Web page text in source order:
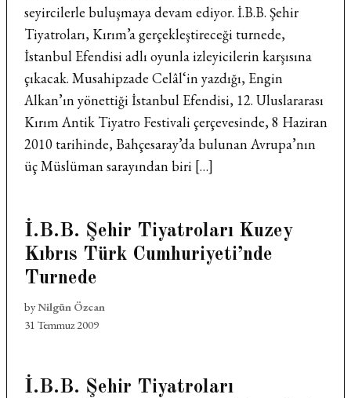
seyircilerle buluşmaya devam ediyor. İ.B.B. Şehir
Tiyatroları, Kırım’a gerçekleştireceği turnede,
İstanbul Efendisi adlı oyunla izleyicilerin karşısına
çıkacak. Musahipzade Celâl‘in yazdığı, Engin
Alkan’ın yönettiği İstanbul Efendisi, 12. Uluslararası
Kırım Antik Tiyatro Festivali çerçevesinde, 8 Haziran
2010 tarihinde, Bahçesaray’da bulunan Avrupa’nın
üç Müslüman sarayından biri […]
İ.B.B. Şehir Tiyatroları Kuzey
Kıbrıs Türk Cumhuriyeti’nde
Turnede
byNilgün Özcan
31 Temmuz 2009
İ.B.B. Şehir Tiyatroları